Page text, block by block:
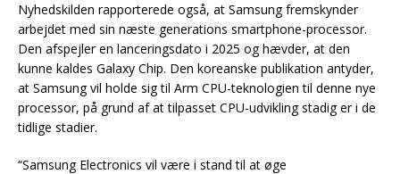
Nyhedskilden rapporterede også, at Samsung fremskynder
arbejdet med sin næste generations smartphone-processor.
Den afspejler en lanceringsdato i 2025 og hævder, at den
kunne kaldes Galaxy Chip. Den koreanske publikation antyder,
at Samsung vil holde sig til Arm CPU-teknologien til denne nye
processor, på grund af at tilpasset CPU-udvikling stadig er i de
tidlige stadier.
“Samsung Electronics vil være i stand til at øge